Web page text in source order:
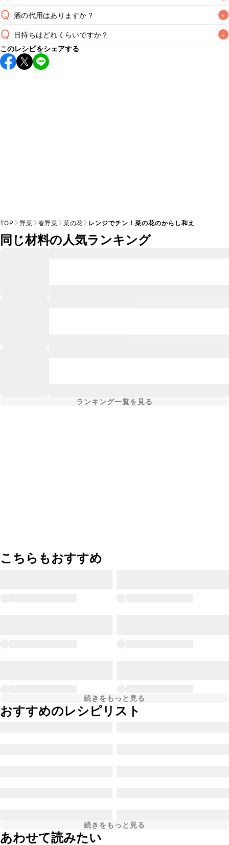
A
Q 酒の代用はありますか？ +
A
Q 日持ちはどれくらいですか？ +
保存期間は冷蔵で翌日中が目安です。なるべくお早めにお召
し上がりください。
このレシピをシェアする
TOP 野菜 春野菜 菜の花 レンジでチン！菜の花のからし和え
同じ材料の人気ランキング
ランキング一覧を見る
こちらもおすすめ
続きをもっと見る
おすすめのレシピリスト
続きをもっと見る
あわせて読みたい